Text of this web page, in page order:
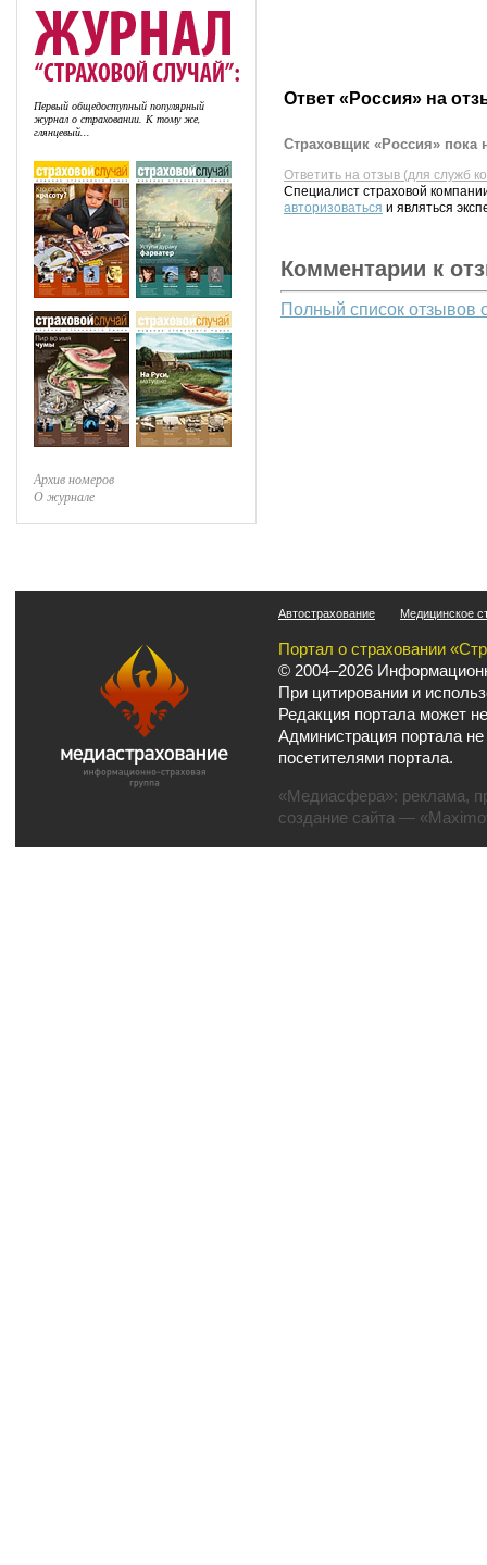
Первый общедоступный популярный
журнал о страховании. К тому же,
глянцевый...
Архив номеров
О журнале
Ответ «Россия» на
Страховщик «Россия» пока
Ответить на отзыв (для служб
Специалист страховой
авторизоваться и являться
Комментарии к
Полный список отзывов
Автострахование Медицинское
Портал о страховании
© 2004–2026
При цитировании и
Редакция портала может
Администрация портала
посетителями портала.
«Медиасфера»: реклама,
создание сайта —